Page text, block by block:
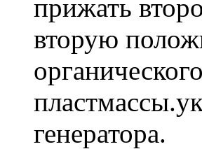
прижать
вторую
генератора.